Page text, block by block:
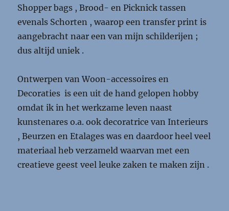
Shopper bags , Brood- en Picknick tassen
evenals Schorten , waarop een transfer print is
aangebracht naar een van mijn schilderijen ;
dus altijd uniek .
Ontwerpen van Woon-accessoires en
Decoraties is een uit de hand gelopen hobby
omdat ik in het werkzame leven naast
kunstenares o.a. ook decoratrice van Interieurs
, Beurzen en Etalages was en daardoor heel veel
materiaal heb verzameld waarvan met een
creatieve geest veel leuke zaken te maken zijn .